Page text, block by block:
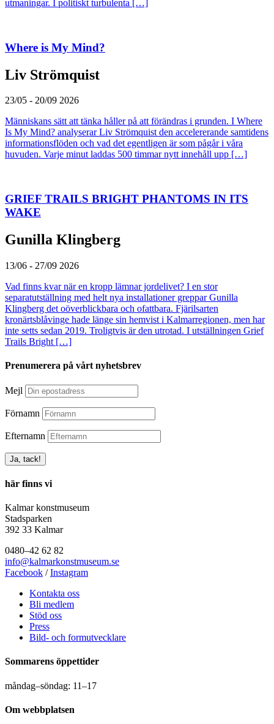
utmaningar. I politiskt turbulenta […]
Where is My Mind?
Liv Strömquist
23/05 - 20/09 2026
Människans sätt att tänka håller på att förändras i grunden. I Where
Is My Mind? analyserar Liv Strömquist den accelererande samtidens
informationsflöden och vad det egentligen är som pågår i våra
huvuden. Varje minut laddas 500 timmar nytt innehåll upp […]
GRIEF TRAILS BRIGHT PHANTOMS IN ITS
WAKE
Gunilla Klingberg
13/06 - 27/09 2026
Vad finns kvar när en kropp lämnar jordelivet? I en stor
separatutställning med helt nya installationer greppar Gunilla
Klingberg det oöverblickbara och ofattbara. Fjärilsarten
kronärtsblåvinge hade länge sin hemvist i Kalmarregionen, men har
inte setts sedan 2019. Troligtvis är den utrotad. I utställningen Grief
Trails Bright […]
Prenumerera på vårt nyhetsbrev
Mejl
Förnamn
Efternamn
här finns vi
Kalmar konstmuseum
Stadsparken
392 33 Kalmar
0480–42 62 82
info@kalmarkonstmuseum.se
Facebook /Instagram
Kontakta oss
Bli medlem
Stöd oss
Press
Bild- och formutvecklare
Sommarens öppettider
måndag–söndag: 11–17
Om webbplatsen